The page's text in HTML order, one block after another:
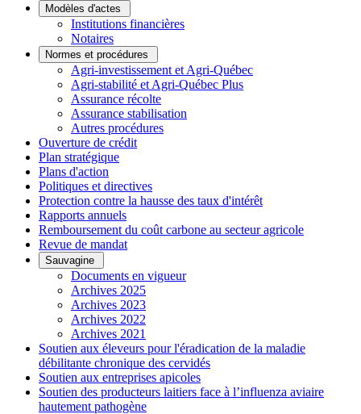
Modèles d'actes
Institutions financières
Notaires
Normes et procédures
Agri-investissement et Agri-Québec
Agri-stabilité et Agri-Québec Plus
Assurance récolte
Assurance stabilisation
Autres procédures
Ouverture de crédit
Plan stratégique
Plans d'action
Politiques et directives
Protection contre la hausse des taux d'intérêt
Rapports annuels
Remboursement du coût carbone au secteur agricole
Revue de mandat
Sauvagine
Documents en vigueur
Archives 2025
Archives 2023
Archives 2022
Archives 2021
Soutien aux éleveurs pour l'éradication de la maladie
débilitante chronique des cervidés
Soutien aux entreprises apicoles
Soutien des producteurs laitiers face à l’influenza aviaire
hautement pathogène